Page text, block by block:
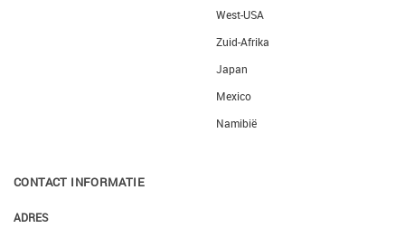
West-USA
Zuid-Afrika
Japan
Mexico
Namibië
CONTACT INFORMATIE
ADRES